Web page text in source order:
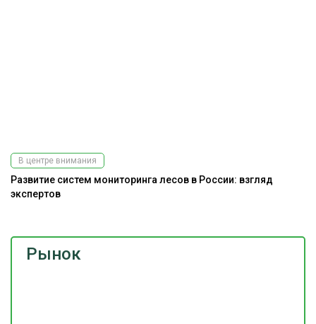
Рынок
В центре внимания
Развитие систем мониторинга лесов в России: взгляд
экспертов